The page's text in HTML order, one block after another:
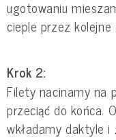
ugotowaniu
cieple przez
Krok 2:
Filety nacinamy na
przeciąć do końca.
wkładamy daktyle